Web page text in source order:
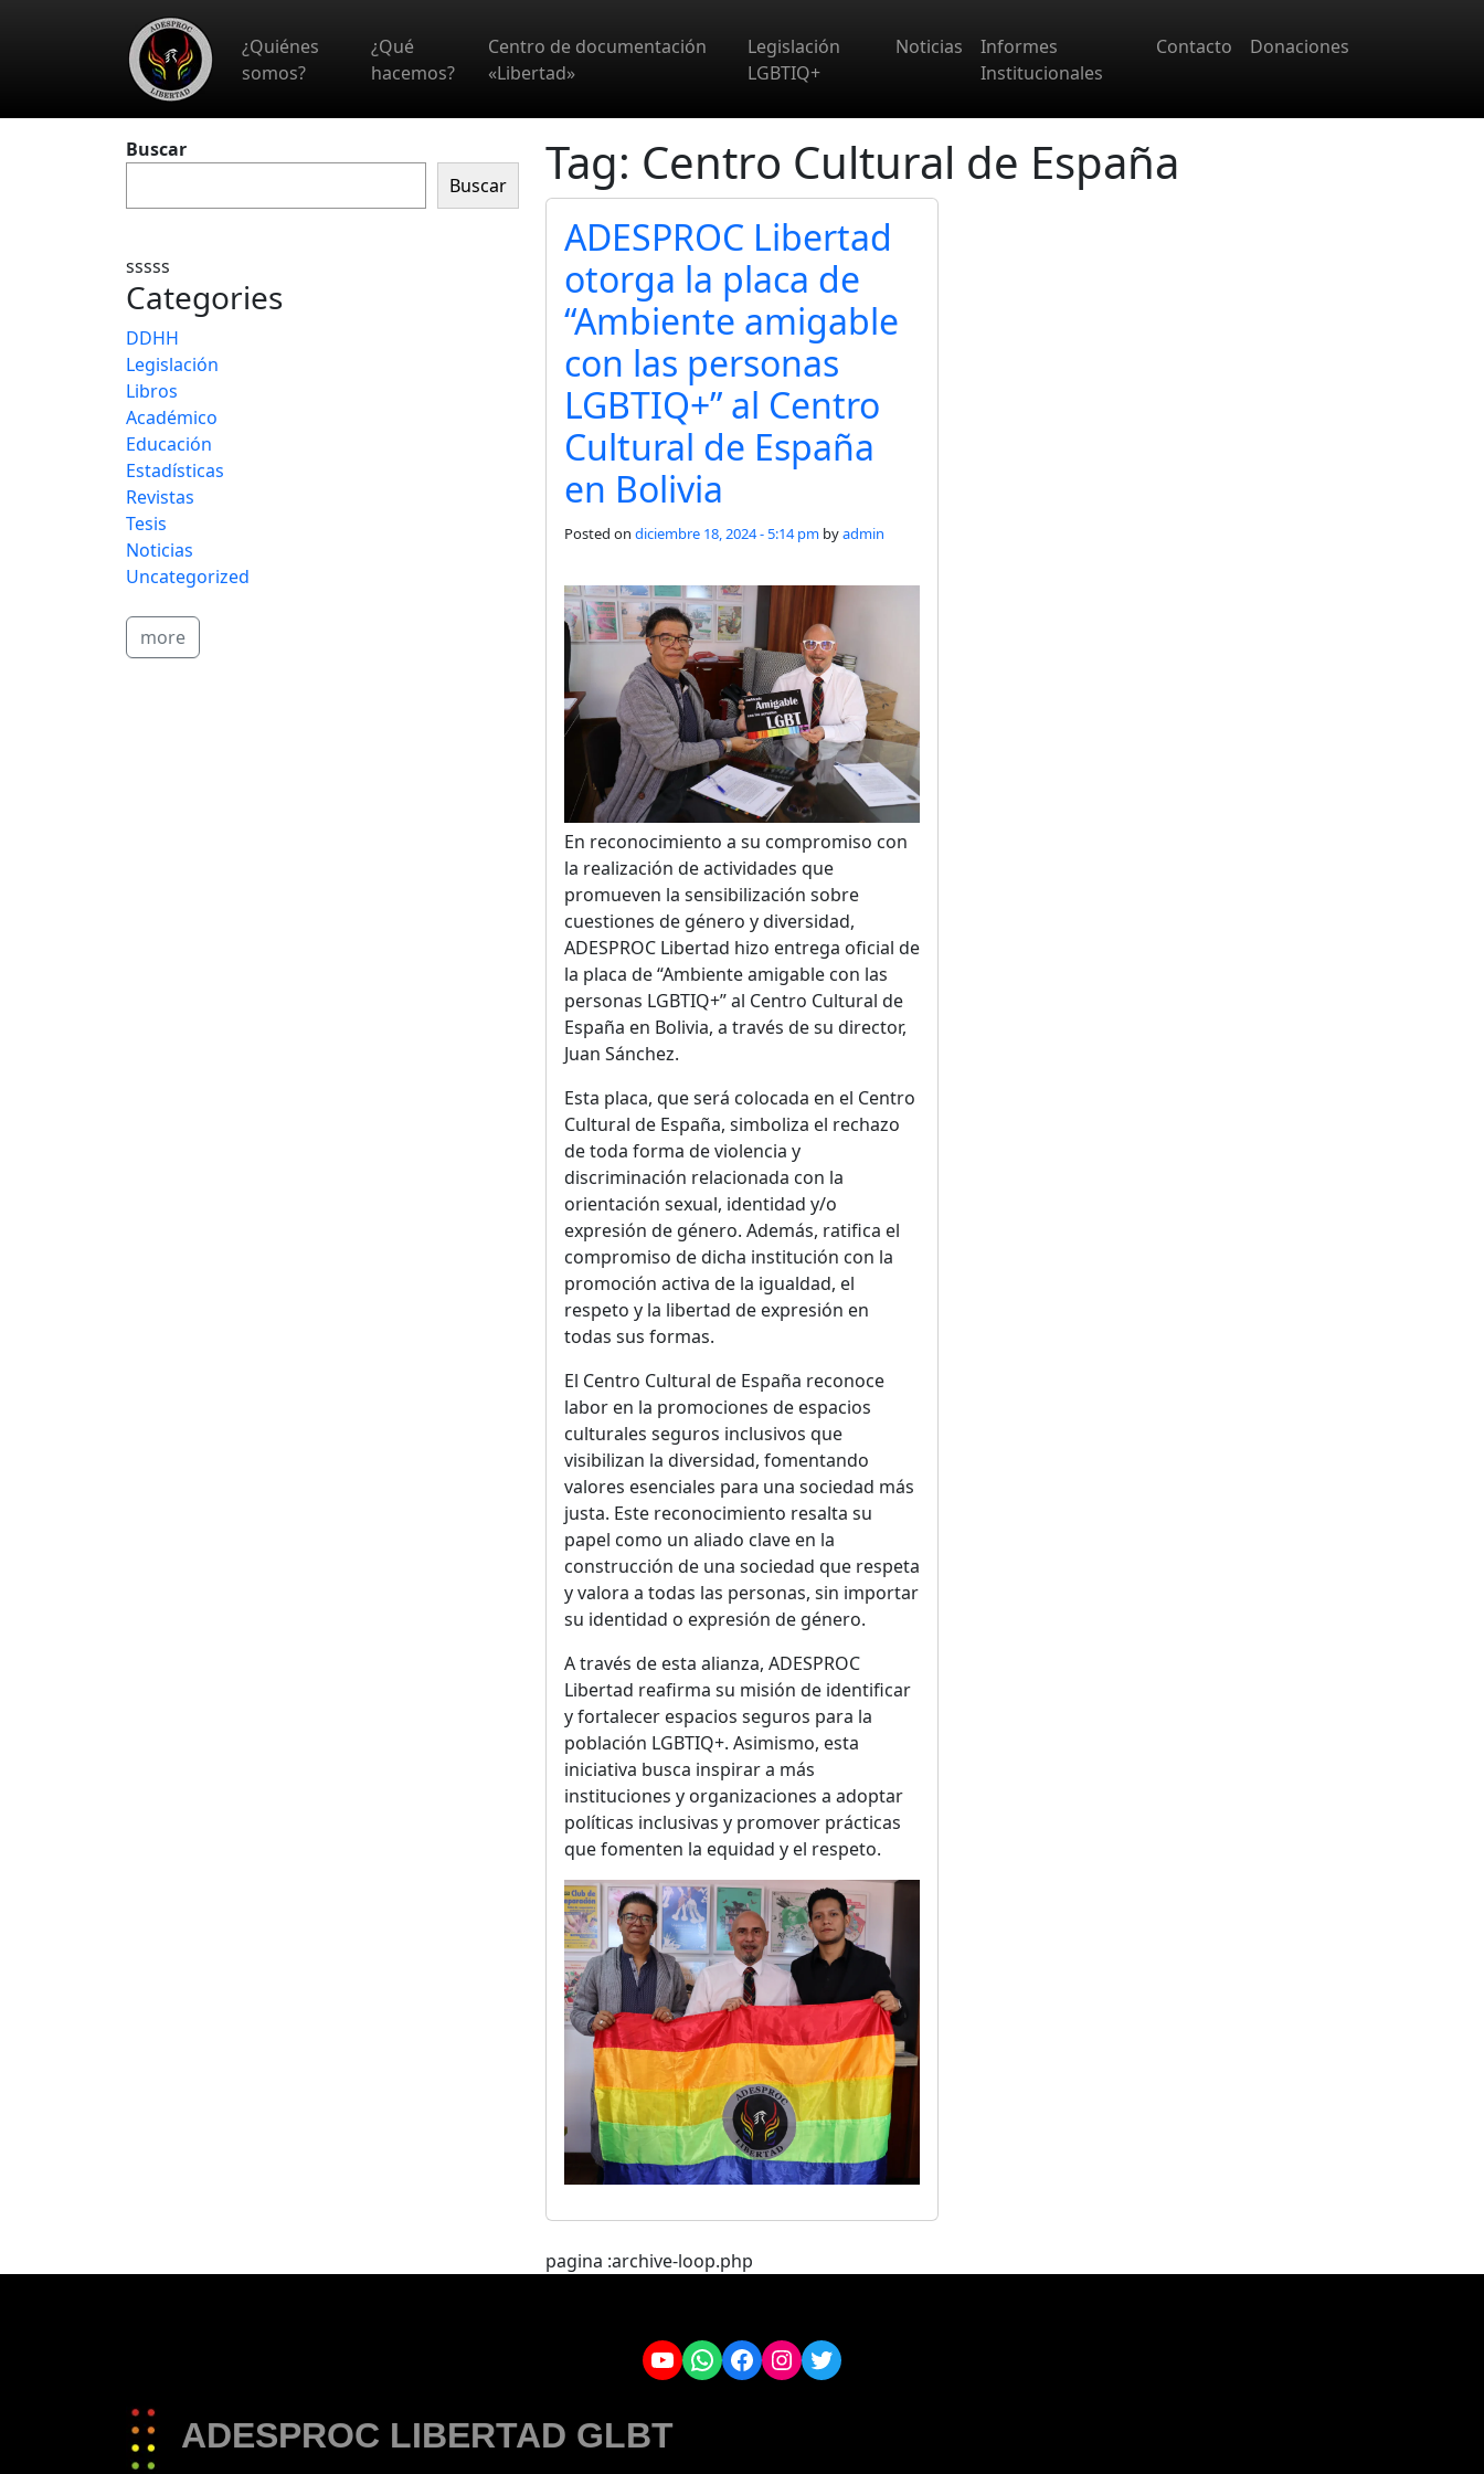
Skip to main content
¿Quiénes
somos?
¿Qué
hacemos?
Centro de documentación
«Libertad»
Legislación
LGBTIQ+
Noticias
Informes
Institucionales
Contacto Donaciones
Tag: Centro Cultural de España
ADESPROC Libertad
otorga la placa de
“Ambiente amigable
con las personas
LGBTIQ+” al Centro
Cultural de España
en Bolivia
Posted on diciembre 18, 2024 - 5:14 pm byadmin
En reconocimiento a su compromiso con
la realización de actividades que
promueven la sensibilización sobre
cuestiones de género y diversidad,
ADESPROC Libertad hizo entrega oficial de
la placa de “Ambiente amigable con las
personas LGBTIQ+” al Centro Cultural de
España en Bolivia, a través de su director,
Juan Sánchez.
Esta placa, que será colocada en el Centro
Cultural de España, simboliza el rechazo
de toda forma de violencia y
discriminación relacionada con la
orientación sexual, identidad y/o
expresión de género. Además, ratifica el
compromiso de dicha institución con la
promoción activa de la igualdad, el
respeto y la libertad de expresión en
todas sus formas.
El Centro Cultural de España reconoce
labor en la promociones de espacios
culturales seguros inclusivos que
visibilizan la diversidad, fomentando
valores esenciales para una sociedad más
justa. Este reconocimiento resalta su
papel como un aliado clave en la
construcción de una sociedad que respeta
y valora a todas las personas, sin importar
su identidad o expresión de género.
A través de esta alianza, ADESPROC
Libertad reafirma su misión de identificar
y fortalecer espacios seguros para la
población LGBTIQ+. Asimismo, esta
iniciativa busca inspirar a más
instituciones y organizaciones a adoptar
políticas inclusivas y promover prácticas
que fomenten la equidad y el respeto.
pagina :archive-loop.php
Buscar
Buscar
sssss
Categories
DDHH
Legislación
Libros
Académico
Educación
Estadísticas
Revistas
Tesis
Noticias
Uncategorized
more
YouTube WhatsApp Facebook Instagram Twitter
ADESPROC LIBERTAD GLBT